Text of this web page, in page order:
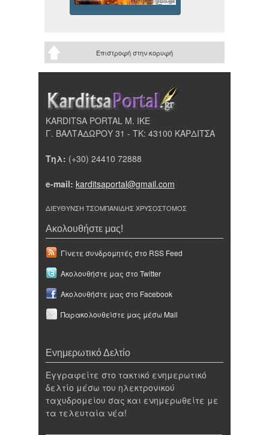
Επιστροφή στην κορυφή
KARDITSA PORTAL Μ. ΙΚΕ
Γ. ΒΑΛΤΑΔΩΡΟΥ 31 - ΤΚ: 43100 ΚΑΡΔΙΤΣΑ
Τηλ: (+30) 24410 72888
e-mail: karditsaportal@gmail.com
ΔΙΕΥΘΥΝΣΗ ΤΣΟΜΠΑΝΙΔΗΣ ΧΡΥΣΟΣΤΟΜΟΣ
Ακολουθήστε μας!
Γίνετε συνδρομητές στο RSS Feed
Ακολουθήστε μας στο Twitter
Ακολουθήστε μας στο Facebook
Παρακολουθείστε μας μέσω Mail
Ενημερωτικό Δελτίο
Εγγραφείτε στο τακτικό ενημερωτικό
δελτίο μέσω του ηλεκτρονικού
ταχυδρομείου σας και ενημερωθείτε με
τα τελευταία νέα!